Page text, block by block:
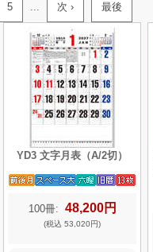
5 ... 次 › 最後
YD3 文字月表（A/2切）
100冊: 48,200円
(税込 53,020円)